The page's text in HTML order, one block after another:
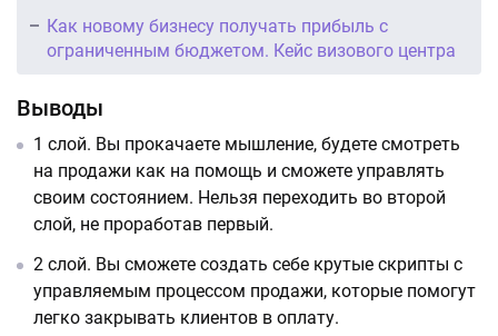
Как новому бизнесу получать прибыль с
ограниченным бюджетом. Кейс визового центра
Выводы
1 слой. Вы прокачаете мышление, будете смотреть
на продажи как на помощь и сможете управлять
своим состоянием. Нельзя переходить во второй
слой, не проработав первый.
2 слой. Вы сможете создать себе крутые скрипты с
управляемым процессом продажи, которые помогут
легко закрывать клиентов в оплату.